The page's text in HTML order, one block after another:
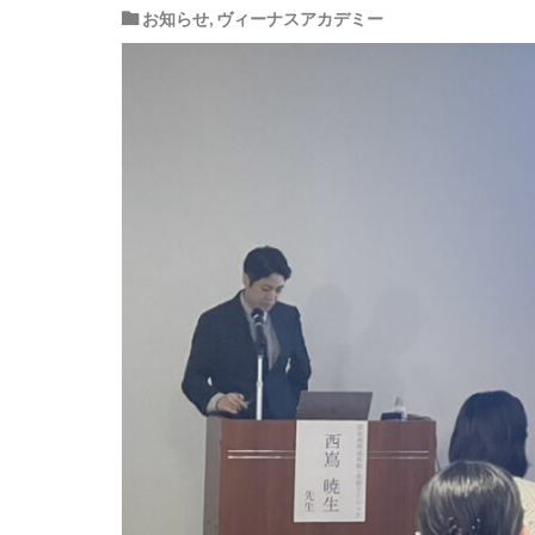
お知らせ, ヴィーナスアカデミー